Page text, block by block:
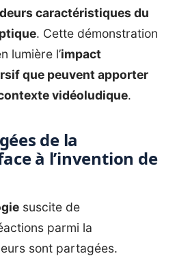
caractéristiques du
. Cette démonstration
lumière l’impact
que peuvent apporter
vidéoludique.
de la
à l’invention de
suscite de
parmi la
sont partagées.